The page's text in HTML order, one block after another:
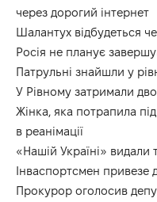
через дорогий інтернет
Шалантух відбудеться
Росія не планує
Патрульні знайшли у
У Рівному затримали
Жінка, яка потрапила
в реанімації
«Нашій Україні» видали
Інваспортсмен привезе
Прокурор оголосив